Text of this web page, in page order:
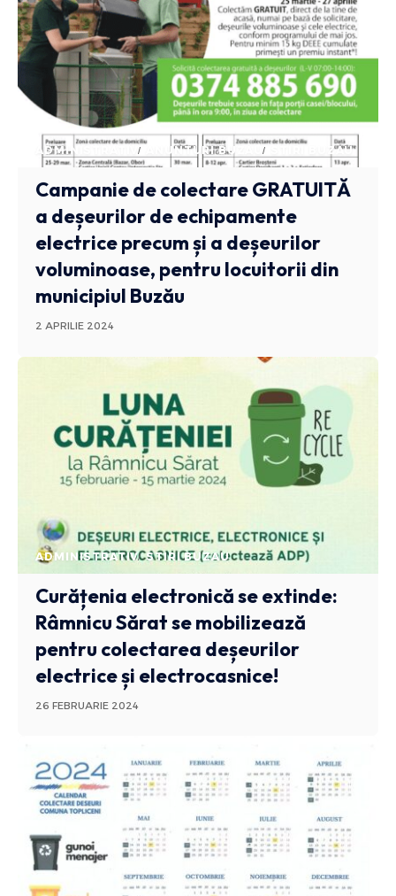
ADMINISTRATIV ANUNTURI BUZAU STIRI BUZAU
Campanie de colectare GRATUITĂ
a deșeurilor de echipamente
electrice precum și a deșeurilor
voluminoase, pentru locuitorii din
municipiul Buzău
2 APRILIE 2024
ADMINISTRATIV STIRI BUZAU
Curățenia electronică se extinde:
Râmnicu Sărat se mobilizează
pentru colectarea deșeurilor
electrice și electrocasnice!
26 FEBRUARIE 2024